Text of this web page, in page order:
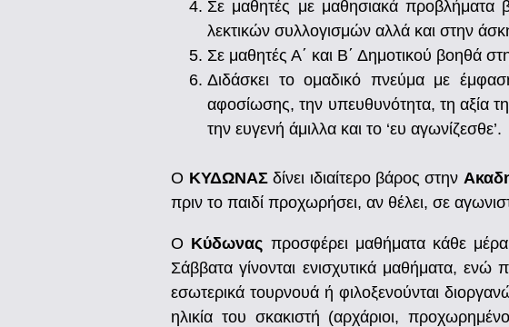
Σε μαθητές με μαθησιακά προβλήματα
λεκτικών συλλογισμών αλλά και στην
Σε μαθητές Α΄ και Β΄ Δημοτικού βοηθά
Διδάσκει το ομαδικό πνεύμα με
αφοσίωσης, την υπευθυνότητα, τη αξία
την ευγενή άμιλλα και το ‘ευ αγωνίζεσθε’.
Ο ΚΥΔΩΝΑΣδίνει ιδιαίτερο βάρος στην
πριν το παιδί προχωρήσει, αν θέλει, σε
Ο Κύδωνας προσφέρει μαθήματα κάθε
Σάββατα γίνονται ενισχυτικά μαθήματα, ενώ
εσωτερικά τουρνουά ή φιλοξενούνται
ηλικία του σκακιστή (αρχάριοι,